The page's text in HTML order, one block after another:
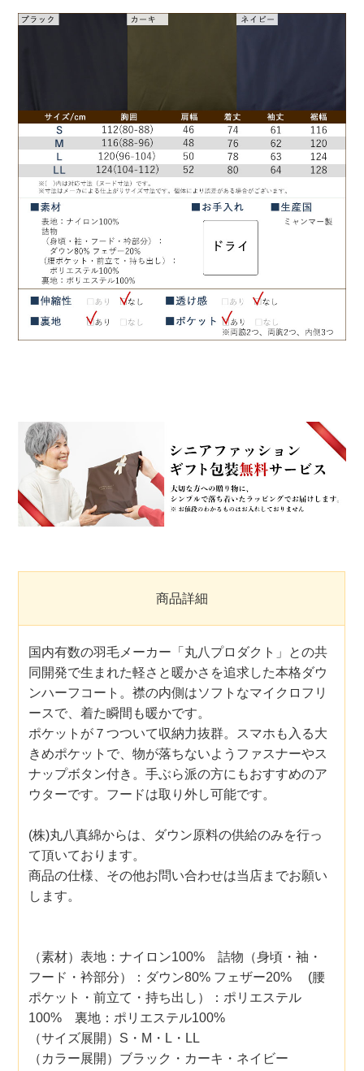
商品詳細
国内有数の羽毛メーカー「丸八プロダクト」との共
同開発で生まれた軽さと暖かさを追求した本格ダウ
ンハーフコート。襟の内側はソフトなマイクロフリ
ースで、着た瞬間も暖かです。
ポケットが７つついて収納力抜群。スマホも入る大
きめポケットで、物が落ちないようファスナーやス
ナップボタン付き。手ぶら派の方にもおすすめのア
ウターです。フードは取り外し可能です。
(株)丸八真綿からは、ダウン原料の供給のみを行っ
て頂いております。
商品の仕様、その他お問い合わせは当店までお願い
します。
（素材）表地：ナイロン100% 詰物（身頃・袖・
フード・衿部分）：ダウン80% フェザー20% (腰
ポケット・前立て・持ち出し）：ポリエステル
100% 裏地：ポリエステル100%
（サイズ展開）S・M・L・LL
（カラー展開）ブラック・カーキ・ネイビー